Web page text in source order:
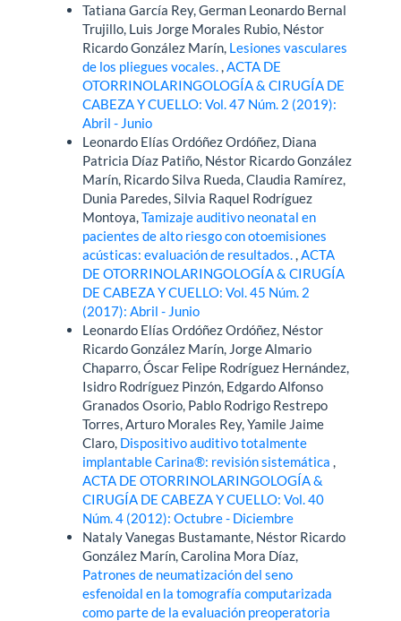
Tatiana García Rey, German Leonardo Bernal
Trujillo, Luis Jorge Morales Rubio, Néstor
Ricardo González Marín, Lesiones vasculares
de los pliegues vocales.,ACTA DE
OTORRINOLARINGOLOGÍA & CIRUGÍA DE
CABEZA Y CUELLO: Vol. 47 Núm. 2 (2019):
Abril - Junio
Leonardo Elías Ordóñez Ordóñez, Diana
Patricia Díaz Patiño, Néstor Ricardo González
Marín, Ricardo Silva Rueda, Claudia Ramírez,
Dunia Paredes, Silvia Raquel Rodríguez
Montoya,Tamizaje auditivo neonatal en
pacientes de alto riesgo con otoemisiones
acústicas: evaluación de resultados.,ACTA
DE OTORRINOLARINGOLOGÍA & CIRUGÍA
DE CABEZA Y CUELLO: Vol. 45 Núm. 2
(2017): Abril - Junio
Leonardo Elías Ordóñez Ordóñez, Néstor
Ricardo González Marín, Jorge Almario
Chaparro, Óscar Felipe Rodríguez Hernández,
Isidro Rodríguez Pinzón, Edgardo Alfonso
Granados Osorio, Pablo Rodrigo Restrepo
Torres, Arturo Morales Rey, Yamile Jaime
Claro, Dispositivo auditivo totalmente
implantable Carina®: revisión sistemática,
ACTA DE OTORRINOLARINGOLOGÍA &
CIRUGÍA DE CABEZA Y CUELLO: Vol. 40
Núm. 4 (2012): Octubre - Diciembre
Nataly Vanegas Bustamante, Néstor Ricardo
González Marín, Carolina Mora Díaz,
Patrones de neumatización del seno
esfenoidal en la tomografía computarizada
como parte de la evaluación preoperatoria